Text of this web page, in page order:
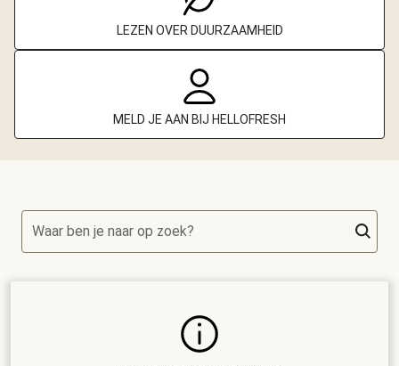
LEZEN OVER DUURZAAMHEID
MELD JE AAN BIJ HELLOFRESH
Waar ben je naar op zoek?